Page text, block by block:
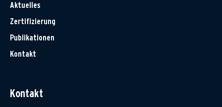
Aktuelles
Zertifizierung
Publikationen
Kontakt
Kontakt